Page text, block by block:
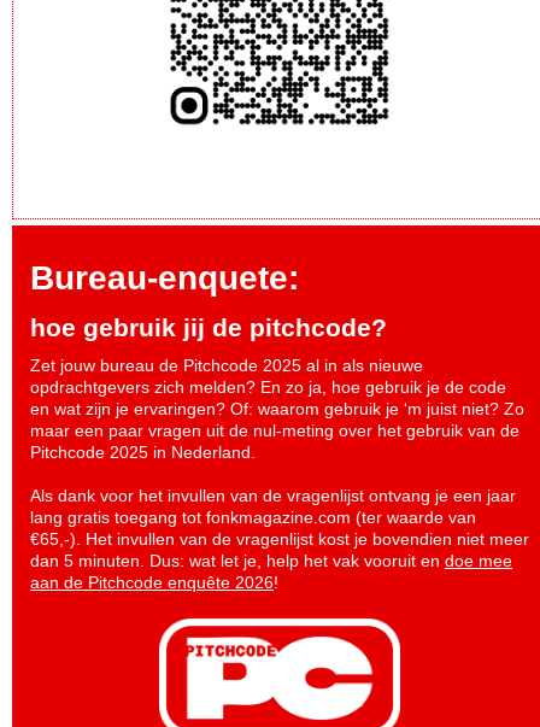
Bureau-enquete:
hoe gebruik jij de pitchcode?
Zet jouw bureau de Pitchcode 2025 al in als nieuwe
opdrachtgevers zich melden? En zo ja, hoe gebruik je de code
en wat zijn je ervaringen? Of: waarom gebruik je ‘m juist niet? Zo
maar een paar vragen uit de nul-meting over het gebruik van de
Pitchcode 2025 in Nederland.
Als dank voor het invullen van de vragenlijst ontvang je een jaar
lang gratis toegang tot fonkmagazine.com (ter waarde van
€65,-). Het invullen van de vragenlijst kost je bovendien niet meer
dan 5 minuten. Dus: wat let je, help het vak vooruit en doe mee
aan de Pitchcode enquête 2026!